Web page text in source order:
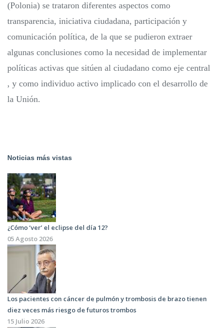
(Polonia) se trataron diferentes aspectos como
transparencia, iniciativa ciudadana, participación y
comunicación política, de la que se pudieron extraer
algunas conclusiones como la necesidad de implementar
políticas activas que sitúen al ciudadano como eje central
, y como individuo activo implicado con el desarrollo de
la Unión.
Noticias más vistas
¿Cómo ‘ver’ el eclipse del día 12?
05 Agosto 2026
Los pacientes con cáncer de pulmón y trombosis de brazo tienen
diez veces más riesgo de futuros trombos
15 Julio 2026